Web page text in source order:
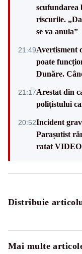
scufundarea
riscurile.
se va anula”
21:49Avertisment
poate
Dunăre.
21:17Arestat din
polițistului
20:52Incident
Parașutist
ratat VIDEO
Distribuie
Mai multe